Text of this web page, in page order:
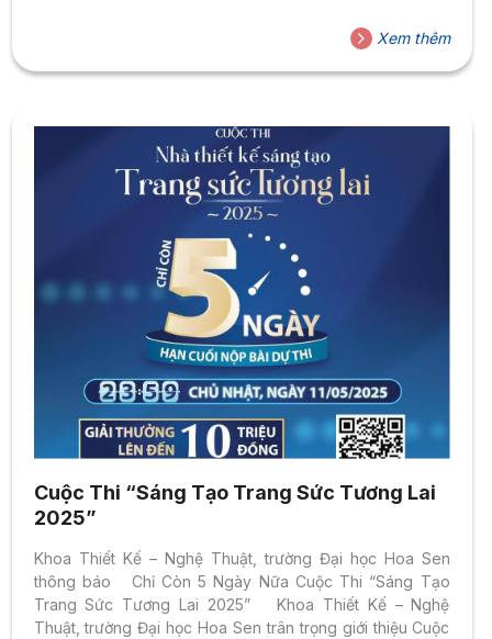
Xem thêm
Cuộc Thi “Sáng Tạo Trang Sức Tương Lai
2025”
Khoa Thiết Kế – Nghệ Thuật, trường Đại học Hoa Sen
thông báo Chỉ Còn 5 Ngày Nữa Cuộc Thi “Sáng Tạo
Trang Sức Tương Lai 2025” Khoa Thiết Kế – Nghệ
Thuật, trường Đại học Hoa Sen trân trọng giới thiệu Cuộc